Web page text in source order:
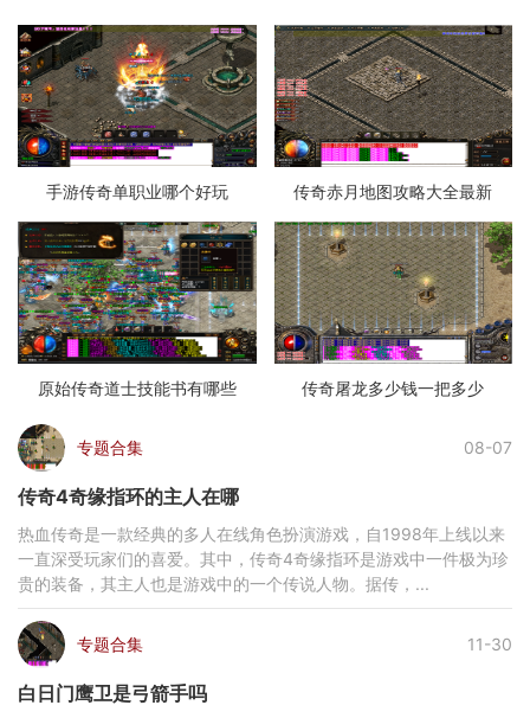
手游传奇单职业哪个好玩 传奇赤月地图攻略大全最新
原始传奇道士技能书有哪些 传奇屠龙多少钱一把多少
专题合集 08-07
传奇4奇缘指环的主人在哪
热血传奇是一款经典的多人在线角色扮演游戏，自1998年上线以来
一直深受玩家们的喜爱。其中，传奇4奇缘指环是游戏中一件极为珍
贵的装备，其主人也是游戏中的一个传说人物。据传，...
专题合集 11-30
白日门鹰卫是弓箭手吗